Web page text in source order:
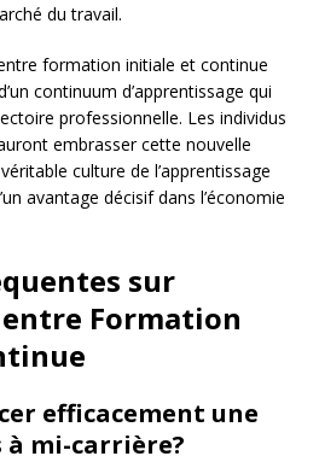
du travail.
formation initiale et continue
continuum d’apprentissage qui
professionnelle. Les individus
embrasser cette nouvelle
culture de l’apprentissage
avantage décisif dans l’économie
sur
Formation
efficacement une
à mi-carrière?